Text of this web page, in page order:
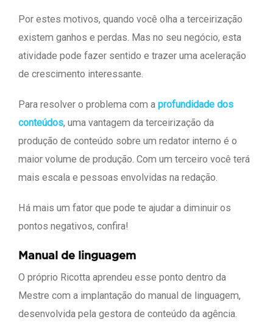
Por estes motivos, quando você olha a terceirização
existem ganhos e perdas. Mas no seu negócio, esta
atividade pode fazer sentido e trazer uma aceleração
de crescimento interessante.
Para resolver o problema com a profundidade dos
conteúdos, uma vantagem da terceirização da
produção de conteúdo sobre um redator interno é o
maior volume de produção. Com um terceiro você terá
mais escala e pessoas envolvidas na redação.
Há mais um fator que pode te ajudar a diminuir os
pontos negativos, confira!
Manual de linguagem
O próprio Ricotta aprendeu esse ponto dentro da
Mestre com a implantação do manual de linguagem,
desenvolvida pela gestora de conteúdo da agência.